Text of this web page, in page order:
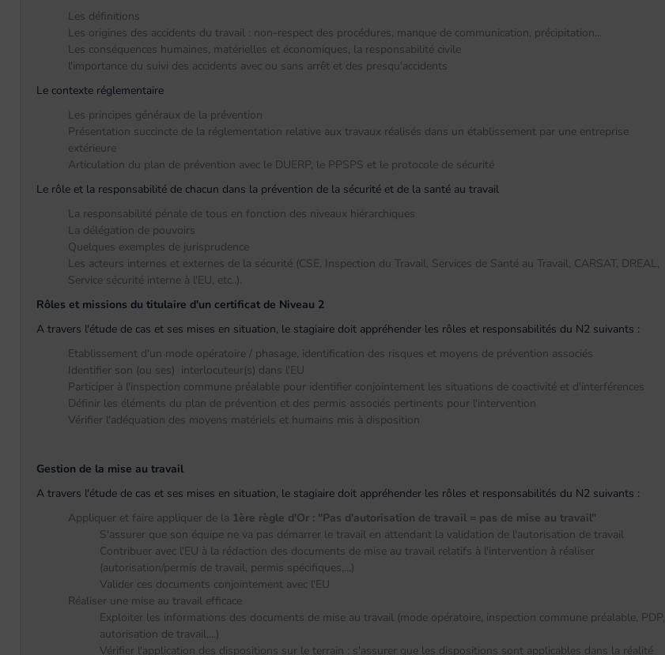
Les définitions
Les origines des accidents du travail : non-respect des procédures, manque de communication, précipitation...
Les conséquences humaines, matérielles et économiques, la responsabilité civile
l'importance du suivi des accidents avec ou sans arrêt et des presqu'accidents
Le contexte réglementaire
Les principes généraux de la prévention
Présentation succincte de la réglementation relative aux travaux réalisés dans un établissement par une entreprise
extérieure
Articulation du plan de prévention avec le DUERP, le PPSPS et le protocole de sécurité
Le rôle et la responsabilité de chacun dans la prévention de la sécurité et de la santé au travail
La responsabilité pénale de tous en fonction des niveaux hiérarchiques
La délégation de pouvoirs
Quelques exemples de jurisprudence
Les acteurs internes et externes de la sécurité (CSE, Inspection du Travail, Services de Santé au Travail, CARSAT, DREAL,
Service sécurité interne à l'EU, etc..).
Rôles et missions du titulaire d'un certificat de Niveau 2
A travers l'étude de cas et ses mises en situation, le stagiaire doit appréhender les rôles et responsabilités du N2 suivants :
Etablissement d'un mode opératoire / phasage, identification des risques et moyens de prévention associés
Identifier son (ou ses) interlocuteur(s) dans l'EU
Participer à l'inspection commune préalable pour identifier conjointement les situations de coactivité et d'interférences
Définir les éléments du plan de prévention et des permis associés pertinents pour l'intervention
Vérifier l'adéquation des moyens matériels et humains mis à disposition
Gestion de la mise au travail
A travers l'étude de cas et ses mises en situation, le stagiaire doit appréhender les rôles et responsabilités du N2 suivants :
Appliquer et faire appliquer de la 1ère règle d'Or : "Pas d'autorisation de travail = pas de mise au travail"
S'assurer que son équipe ne va pas démarrer le travail en attendant la validation de l'autorisation de travail
Contribuer avec l'EU à la rédaction des documents de mise au travail relatifs à l'intervention à réaliser
(autorisation/permis de travail, permis spécifiques,...)
Valider ces documents conjointement avec l'EU
Réaliser une mise au travail efficace
Exploiter les informations des documents de mise au travail (mode opératoire, inspection commune préalable, PDP,
autorisation de travail,...)
Vérifier l'application des dispositions sur le terrain : s'assurer que les dispositions sont applicables dans la réalité